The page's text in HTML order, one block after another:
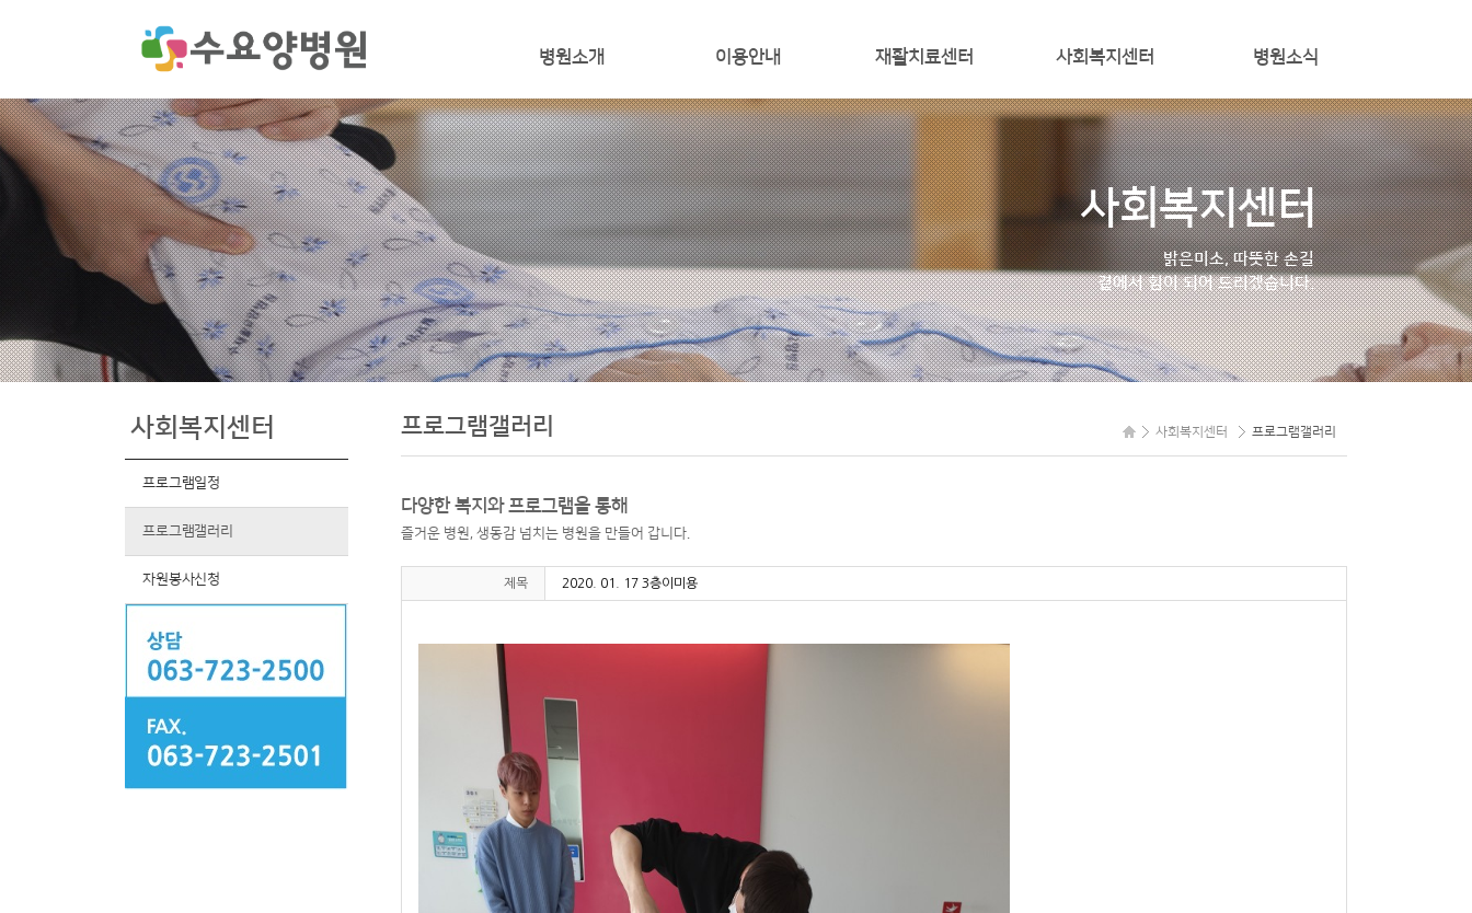
병원소개
인사말
미리보는병원
환자의 권리와의무
오시는길
미션비전
이용안내
입퇴원 안내
비급여 안내
증명서 발급
외래진료시간표
재활치료센터
재활치료
작업치료
통증치료
로봇치료
사회복지센터
프로그램일정
프로그램갤러리
자원봉사신청
병원소식
공지사항
주간식단
사회복지센터
밝은미소, 따뜻한 손길
곁에서 힘이 되어 드리겠습니다.
사회복지센터
프로그램일정
프로그램갤러리
자원봉사신청
사회복지센터 프로그램갤러리
프로그램갤러리
다양한 복지와 프로그램을 통해
즐거운 병원, 생동감 넘치는 병원을 만들어 갑니다.
제목 2020. 01. 17 3층이미용